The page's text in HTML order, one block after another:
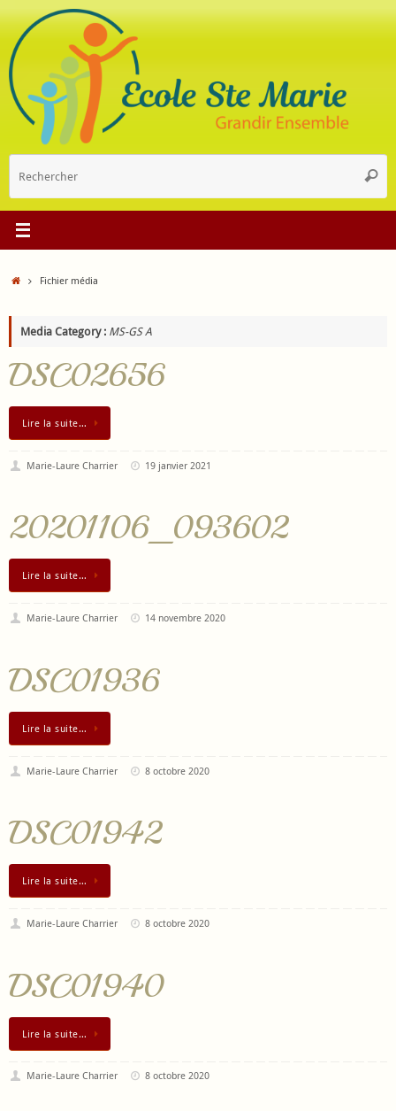
contenu
:
AccueilFichier média
Media Category : MS-GS A
DSC02656
Lire la suite…
Marie-Laure Charrier 19 janvier 2021
20201106_093602
Lire la suite…
Marie-Laure Charrier 14 novembre 2020
DSC01936
Lire la suite…
Marie-Laure Charrier 8 octobre 2020
DSC01942
Lire la suite…
Marie-Laure Charrier 8 octobre 2020
DSC01940
Lire la suite…
Marie-Laure Charrier 8 octobre 2020